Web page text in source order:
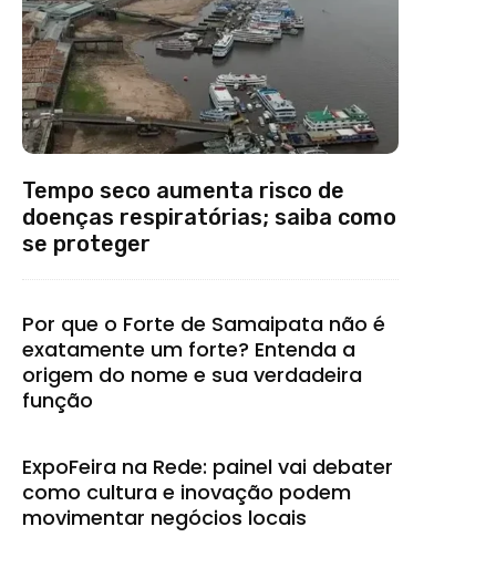
Tempo seco aumenta risco de
doenças respiratórias; saiba como
se proteger
Por que o Forte de Samaipata não é
exatamente um forte? Entenda a
origem do nome e sua verdadeira
função
ExpoFeira na Rede: painel vai debater
como cultura e inovação podem
movimentar negócios locais